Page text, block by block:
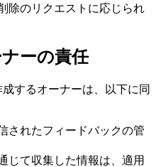
除のリクエストに応じられ
ーの責任
するオーナーは、以下に同
されたフィードバックの管
じて収集した情報は、適用